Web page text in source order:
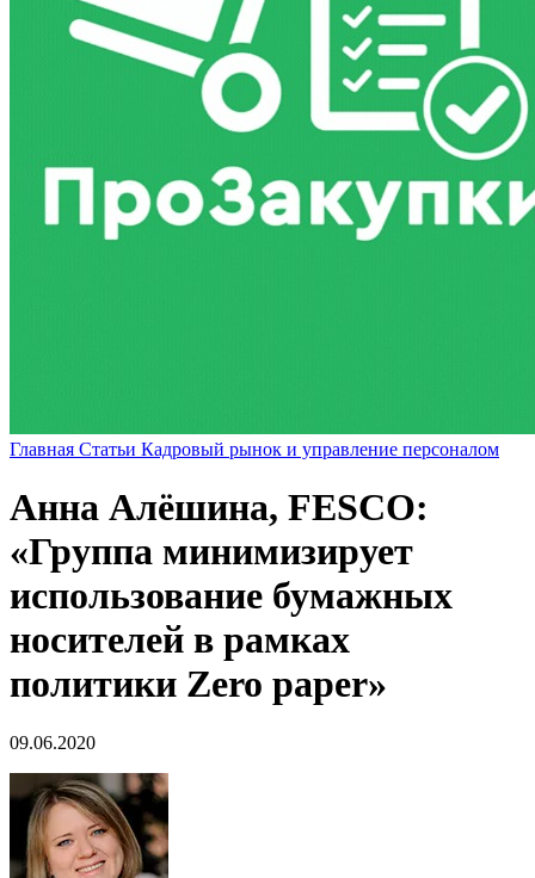
Главная Статьи Кадровый рынок и управление персоналом
Анна Алёшина, FESCO:
«Группа минимизирует
использование бумажных
носителей в рамках
политики Zero paper»
09.06.2020